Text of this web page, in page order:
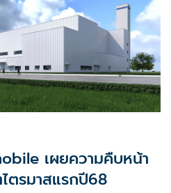
เผยความคืบหน้า
ตรมาสแรกปี68